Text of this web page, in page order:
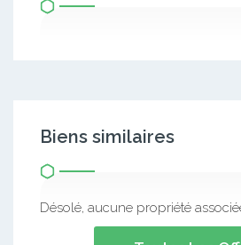
Biens similaires
Désolé, aucune propriété